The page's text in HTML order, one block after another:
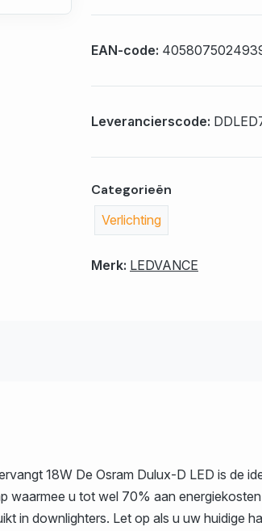
EAN-code:
Leverancierscode:
Categorieën
Verlichting
Merk: LEDVANCE
18W De Osram Dulux-D LED is de
waarmee u tot wel 70% aan
in downlighters. Let op als u uw huidige